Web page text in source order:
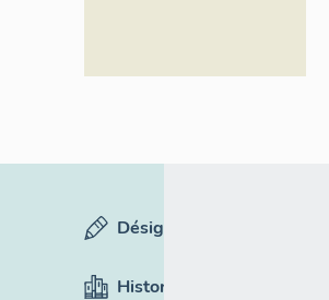
Désignation
Historique